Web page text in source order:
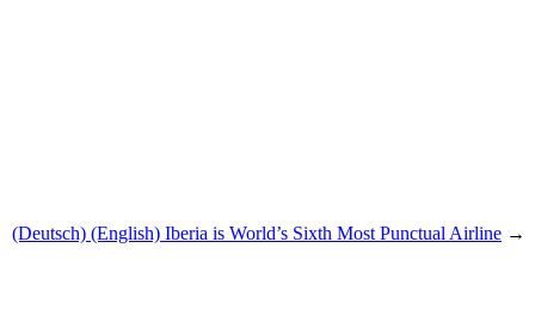
(Deutsch) (English) Iberia is World’s Sixth Most Punctual Airline →